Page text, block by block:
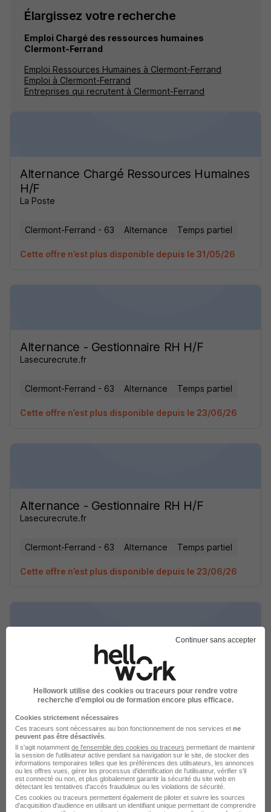
Élargissez votre recherche
Emploi Chargé des ressources humaines
Clermont-Ferrand
Emploi Ressources Humaines à Clermont-Ferrand
Emploi à Clermont-Ferrand
Entreprises qui recrutent à Clermont-Ferrand
Alternance Chargé Ressources Humaines
H/F
La Poste
Clermont-Ferrand - 63 Alternance Temps partiel
Cette offre n’est plus disponible depuis le 31/05/26
Alternance - Gestionnaire RH H/F
Lasecurecrute.fr
Clermont-Ferrand - 63 Alternance Temps partiel
Cette offre n’est plus disponible depuis le 23/06/26
Alternance - Gestionnaire RH H/F
Lasecurecrute.fr
Clermont-Ferrand - 63 Alternance Temps partiel
Cette offre n’est plus disponible depuis le 23/06/26
Alternance - Gestionnaire RH H/F
Clermont-Ferrand - 63 Alternance Temps partiel
Cette offre n’est plus disponible depuis le 23/06/26
Continuer sans accepter
Hellowork utilise des cookies ou traceurs pour rendre votre
recherche d’emploi ou de formation encore plus efficace.
Cookies strictement nécessaires
Ces traceurs sont nécessaires au bon fonctionnement de nos services et ne
peuvent pas être désactivés
Il s'agit notamment de l'ensemble des cookies ou traceurs permettant de maintenir
la session de l'utilisateur active pendant sa navigation sur le site, de stocker des
informations temporaires telles que les préférences des utilisateurs, les annonces
ou les offres vues, gérer les processus d'identification de l'utilisateur, vérifier s'il
est connecté ou non, et plus globalement garantir la sécurité du site web en
détectant les tentatives d'accès frauduleux ou les violations de sécurité.
Ces cookies ou traceurs permettent également de piloter et suivre les sources
d'acquisition d'audience en utilisant un identifiant unique permettant de comprendre